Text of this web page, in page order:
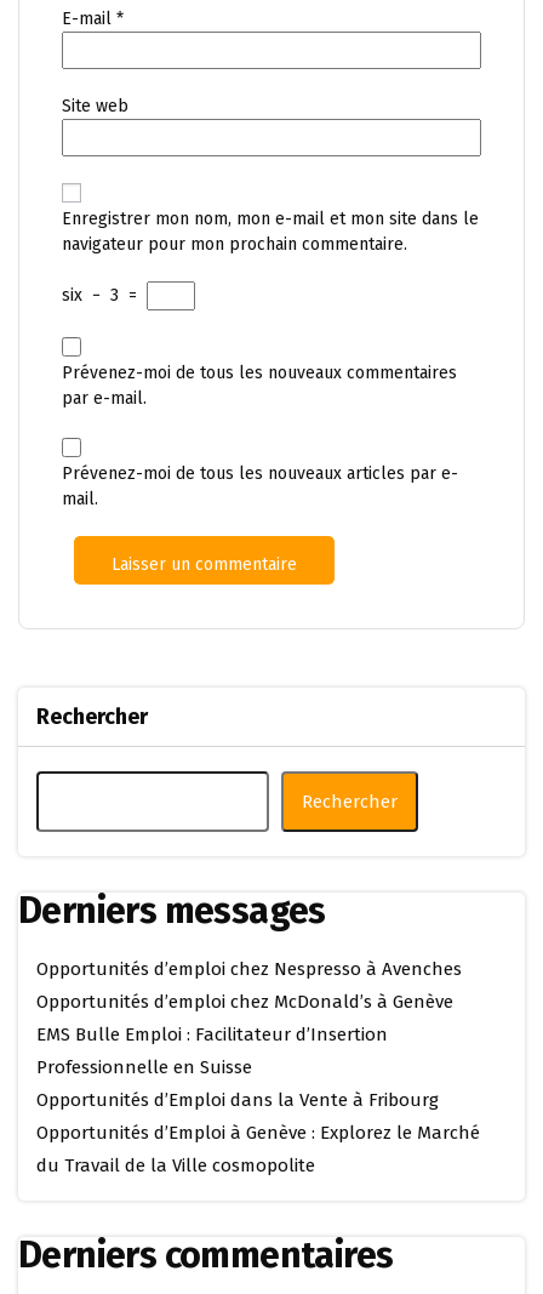
E-mail *
Site web
Enregistrer mon nom, mon e-mail et mon site dans le
navigateur pour mon prochain commentaire.
six − 3 =
Prévenez-moi de tous les nouveaux commentaires
par e-mail.
Prévenez-moi de tous les nouveaux articles par e-
mail.
Rechercher
Rechercher
Derniers messages
Opportunités d’emploi chez Nespresso à Avenches
Opportunités d’emploi chez McDonald’s à Genève
EMS Bulle Emploi : Facilitateur d’Insertion
Professionnelle en Suisse
Opportunités d’Emploi dans la Vente à Fribourg
Opportunités d’Emploi à Genève : Explorez le Marché
du Travail de la Ville cosmopolite
Derniers commentaires